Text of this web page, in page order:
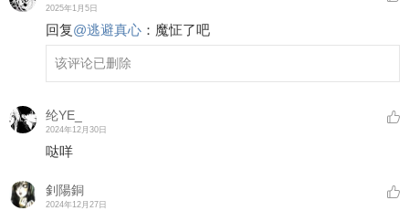
2025年1月5日
回复@逃避真心 ： 魔怔了吧
该评论已删除
纶YE_
2024年12月30日
哒咩
釗陽銅
2024年12月27日